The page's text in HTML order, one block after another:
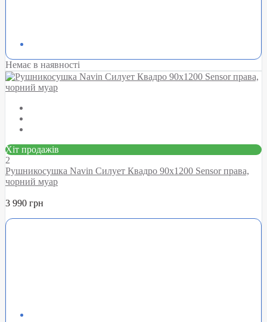
Немає в наявності
Хіт продажів
2
Рушникосушка Navin Силует Квадро 90х1200 Sensor права,
чорний муар
3 990 грн